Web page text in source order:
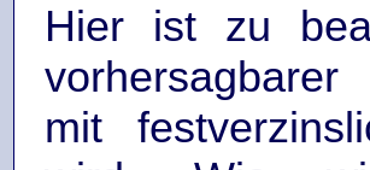
Hier ist zu
mit